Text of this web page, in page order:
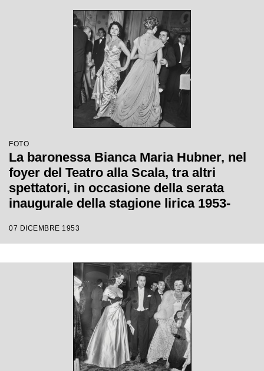
FOTO
La baronessa Bianca Maria Hubner, nel
foyer del Teatro alla Scala, tra altri
spettatori, in occasione della serata
inaugurale della stagione lirica 1953-
Catalani, diretta da Carlo Maria Giulini,
07 DICEMBRE 1953